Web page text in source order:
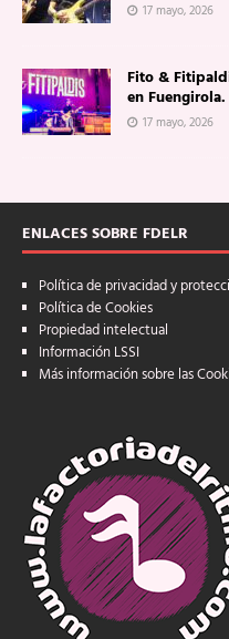
17 mayo, 2026
Fito &
en Fuengirola.
17 mayo, 2026
ENLACES SOBRE FDELR
Política de privacidad y
Política de Cookies
Propiedad intelectual
Información LSSI
Más información sobre las